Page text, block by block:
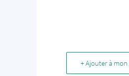
+ Ajouter à